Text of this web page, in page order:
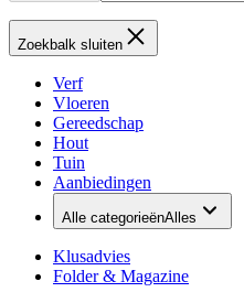
Zoekbalk sluiten
Verf
Vloeren
Gereedschap
Hout
Tuin
Aanbiedingen
Alle categorieënAlles
Klusadvies
Folder & Magazine